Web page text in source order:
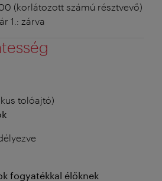
(korlátozott számú résztvevő)
1.: zárva
tolóajtó)
fogyatékkal élőknek